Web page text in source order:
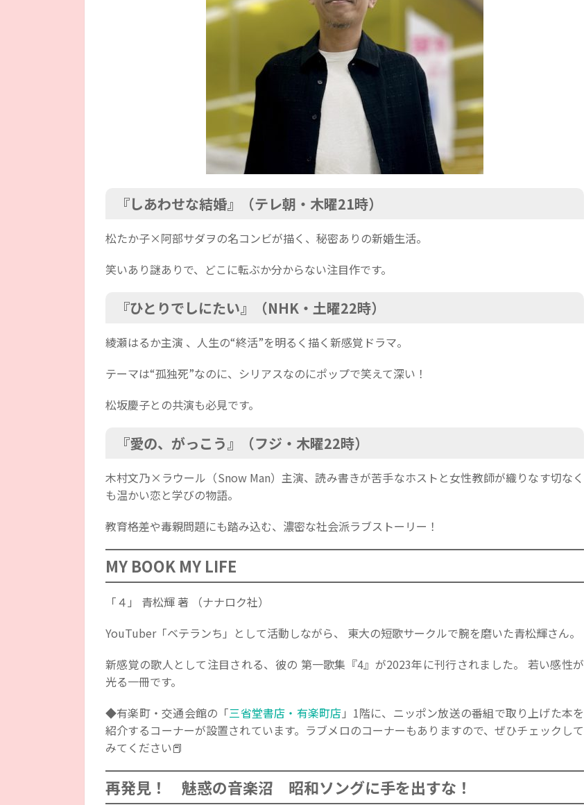
『しあわせな結婚』（テレ朝・木曜21時）
松たか子×阿部サダヲの名コンビが描く、秘密ありの新婚生活。
笑いあり謎ありで、どこに転ぶか分からない注目作です。
『ひとりでしにたい』（NHK・土曜22時）
綾瀬はるか主演 、人生の“終活”を明るく描く新感覚ドラマ。
テーマは“孤独死”なのに、シリアスなのにポップで笑えて深い！
松坂慶子との共演も必見です。
『愛の、がっこう』（フジ・木曜22時）
木村文乃×ラウール（Snow Man）主演、読み書きが苦手なホストと女性教師が織りなす切なく
も温かい恋と学びの物語。
教育格差や毒親問題にも踏み込む、濃密な社会派ラブストーリー！
MY BOOK MY LIFE
「４」 青松輝 著 （ナナロク社）
YouTuber「ベテランち」として活動しながら、 東大の短歌サークルで腕を磨いた青松輝さん。
新感覚の歌人として注目される、彼の 第一歌集『4』が2023年に刊行されました。 若い感性が
光る一冊です。
◆有楽町・交通会館の「三省堂書店・有楽町店 」1階に、ニッポン放送の番組で取り上げた本を
紹介するコーナーが設置されています。ラブメロのコーナーもありますので、ぜひチェックして
みてください📕
再発見！ 魅惑の音楽沼 昭和ソングに手を出すな！